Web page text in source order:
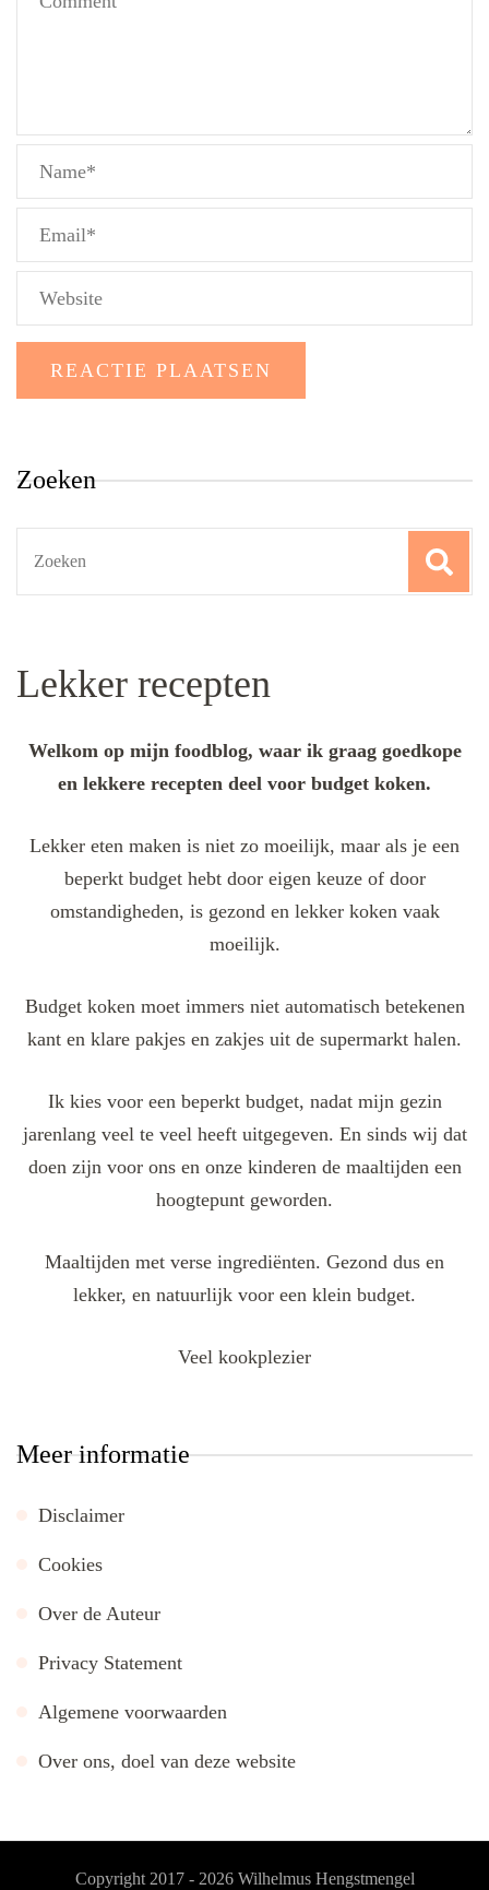
Zoeken
Lekker recepten
Welkom op mijn foodblog, waar ik graag goedkope
en lekkere recepten deel voor budget koken.
Lekker eten maken is niet zo moeilijk, maar als je een
beperkt budget hebt door eigen keuze of door
omstandigheden, is gezond en lekker koken vaak
moeilijk.
Budget koken moet immers niet automatisch betekenen
kant en klare pakjes en zakjes uit de supermarkt halen.
Ik kies voor een beperkt budget, nadat mijn gezin
jarenlang veel te veel heeft uitgegeven. En sinds wij dat
doen zijn voor ons en onze kinderen de maaltijden een
hoogtepunt geworden.
Maaltijden met verse ingrediënten. Gezond dus en
lekker, en natuurlijk voor een klein budget.
Veel kookplezier
Meer informatie
Disclaimer
Cookies
Over de Auteur
Privacy Statement
Algemene voorwaarden
Over ons, doel van deze website
Copyright 2017 - 2026 Wilhelmus Hengstmengel